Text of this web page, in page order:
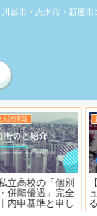
越市・志木市・新座
覆面取材
】日曜ロピア寿司